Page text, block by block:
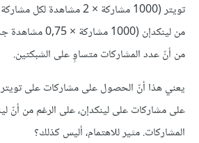
من لينكدإن (1000
من أنّ عدد المشاركات متساوٍ على الشبكتين.
يعني هذا أنّ الحصول على مشاركات على
على مشاركات على لينكدإن، على الرغم من أنّ
المشاركات. مثير للاهتمام، أليس كذلك؟